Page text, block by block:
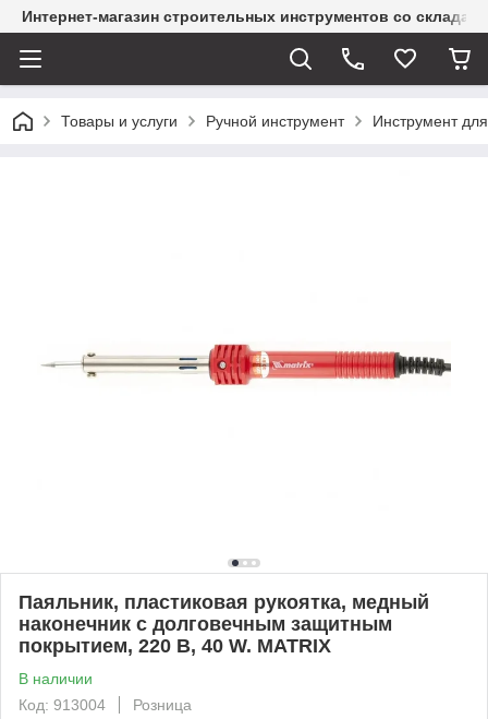
Интернет-магазин строительных инструментов со склада
Товары и услуги Ручной инструмент Инструмент
Паяльник, пластиковая рукоятка, медный
наконечник с долговечным защитным
покрытием, 220 В, 40 W. MATRIX
В наличии
Код: 913004
Розница